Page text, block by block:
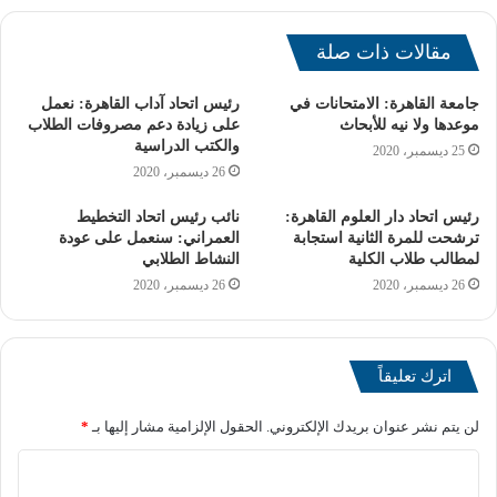
تجارة جنوب الوادي: 306.5 درجة
تجارة انتساب موجه الإسكندرية: 304.5 درجة
تجارة وإدارة أعمال حلوان: 302 درجة
تجارة انتساب موجه جنوب الوادي: 301 درجة
مقالات ذات صلة
جامعة القاهرة: الامتحانات في
موعدها ولا نيه للأبحاث
25 ديسمبر، 2020
رئيس اتحاد آداب القاهرة: نعمل
على زيادة دعم مصروفات الطلاب
والكتب الدراسية
26 ديسمبر، 2020
رئيس اتحاد دار العلوم القاهرة:
ترشحت للمرة الثانية استجابة
لمطالب طلاب الكلية
26 ديسمبر، 2020
نائب رئيس اتحاد التخطيط
العمراني: سنعمل على عودة
النشاط الطلابي
26 ديسمبر، 2020
اترك تعليقاً
لن يتم نشر عنوان بريدك الإلكتروني. الحقول الإلزامية مشار إليها بـ *